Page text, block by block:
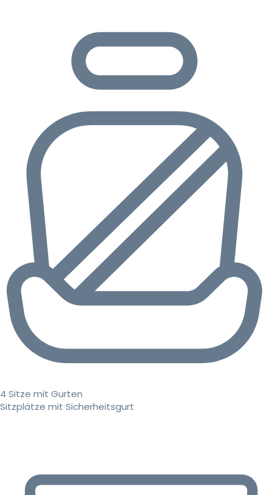
4 Sitze mit Gurten
Sitzplätze mit Sicherheitsgurt